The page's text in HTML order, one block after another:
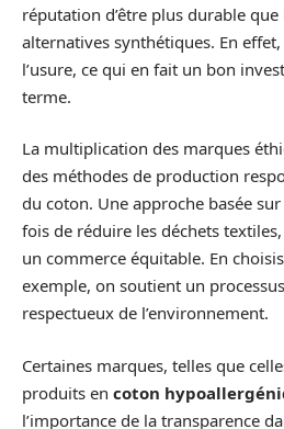
réputation d’être plus durable
alternatives synthétiques. En
l’usure, ce qui en fait un bon
terme.
La multiplication des marques
des méthodes de production
du coton. Une approche basée
fois de réduire les déchets
un commerce équitable. En
exemple, on soutient un
respectueux de l’environnement.
Certaines marques, telles que
produits en coton
l’importance de la transparence